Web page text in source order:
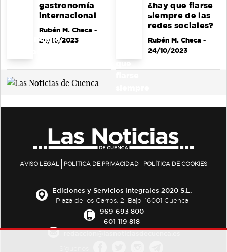
gastronomía
internacional
Rubén M. Checa-
24/10/2023
¿hay que fiarse
siempre de las
redes sociales?
Rubén M. Checa-
24/10/2023
AVISO LEGAL POLÍTICA DE PRIVACIDAD POLÍTICA DE COOKIES
Ediciones y Servicios Integrales 2020 S.L.
Plaza de los Carros, 2. Bajo. 16001 Cuenca
969 693 800
601 119 818